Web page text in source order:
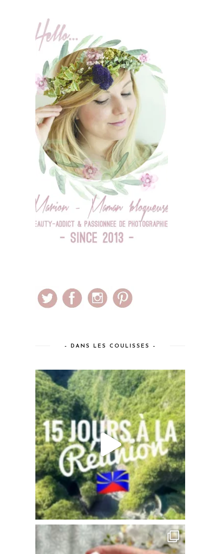
– DANS LES COULISSES –